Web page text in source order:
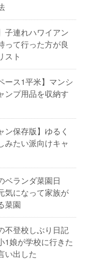
子連れハワイアン
って行った方が良
スト
ース1平米】マンシ
ンプ用品を収納す
ン保存版】ゆるく
みたい派向けキャ
ベランダ菜園日
気になって家族が
菜園
不登校しぶり日記
1娘が学校に行きた
い出した